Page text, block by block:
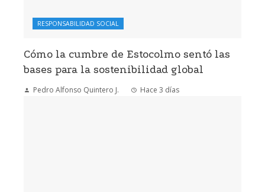
RESPONSABILIDAD SOCIAL
Cómo la cumbre de Estocolmo sentó las
bases para la sostenibilidad global
Pedro Alfonso Quintero J. Hace 3 días